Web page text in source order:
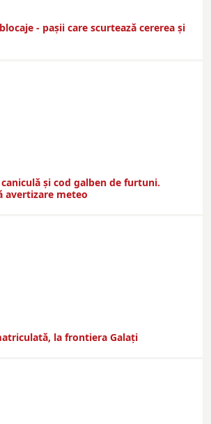
- pașii care scurtează cererea și
și cod galben de furtuni.
avertizare meteo
la frontiera Galați